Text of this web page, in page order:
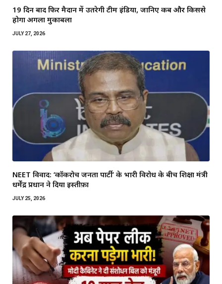
19 दिन बाद फिर मैदान में उतरेगी टीम इंडिया, जानिए कब और किससे
होगा अगला मुकाबला
JULY 27, 2026
NEET विवाद: ‘कॉकरोच जनता पार्टी’ के भारी विरोध के बीच शिक्षा मंत्री
धर्मेंद्र प्रधान ने दिया इस्तीफ़ा
JULY 25, 2026